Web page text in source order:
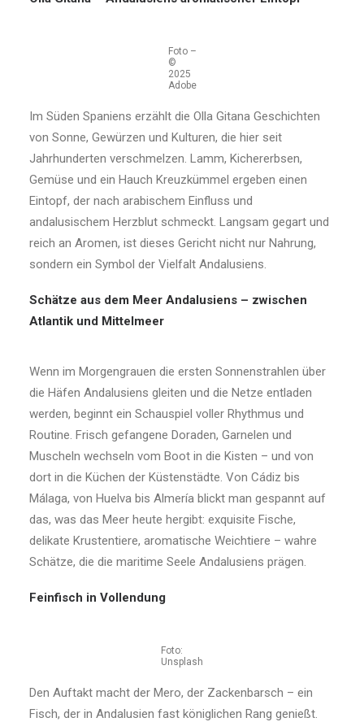
Foto –
©
2025
Adobe
Im Süden Spaniens erzählt die Olla Gitana Geschichten
von Sonne, Gewürzen und Kulturen, die hier seit
Jahrhunderten verschmelzen. Lamm, Kichererbsen,
Gemüse und ein Hauch Kreuzkümmel ergeben einen
Eintopf, der nach arabischem Einfluss und
andalusischem Herzblut schmeckt. Langsam gegart und
reich an Aromen, ist dieses Gericht nicht nur Nahrung,
sondern ein Symbol der Vielfalt Andalusiens.
Schätze aus dem Meer Andalusiens – zwischen
Atlantik und Mittelmeer
Wenn im Morgengrauen die ersten Sonnenstrahlen über
die Häfen Andalusiens gleiten und die Netze entladen
werden, beginnt ein Schauspiel voller Rhythmus und
Routine. Frisch gefangene Doraden, Garnelen und
Muscheln wechseln vom Boot in die Kisten – und von
dort in die Küchen der Küstenstädte. Von Cádiz bis
Málaga, von Huelva bis Almería blickt man gespannt auf
das, was das Meer heute hergibt: exquisite Fische,
delikate Krustentiere, aromatische Weichtiere – wahre
Schätze, die die maritime Seele Andalusiens prägen.
Feinfisch in Vollendung
Foto:
Unsplash
Den Auftakt macht der Mero, der Zackenbarsch – ein
Fisch, der in Andalusien fast königlichen Rang genießt.